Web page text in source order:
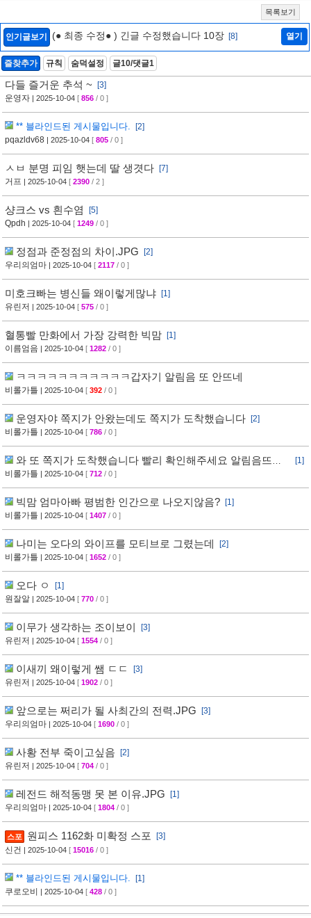
목록보기
인기글보기 (● 최종 수정● ) 긴글 수정했습니다 10장 [8] 열기
즐찾추가 규칙 숨덕설정 글10/댓글1
다들 즐거운 추석 ~ [3]
운영자 | 2025-10-04 [ 856 / 0 ]
** 블라인드된 게시물입니다.
[2]
pqazldv68 | 2025-10-04 [ 805 / 0 ]
ㅅㅂ 분명 피임 햇는데 딸 생겻다 [7]
거프 | 2025-10-04 [ 2390 / 2 ]
샹크스 vs 흰수염
[5]
Qpdh | 2025-10-04 [ 1249 / 0 ]
정점과 준정점의 차이.JPG [2]
우리의엄마 | 2025-10-04 [ 2117 / 0 ]
미호크빠는 병신들 왜이렇게많냐 [1]
유린저 | 2025-10-04 [ 575 / 0 ]
혈통빨 만화에서 가장 강력한 빅맘 [1]
이름엄음 | 2025-10-04 [ 1282 / 0 ]
ㅋㅋㅋㅋㅋㅋㅋㅋㅋㅋㅋ갑자기 알림음 또 안뜨네
비롤가틀 | 2025-10-04 [ 392 / 0 ]
운영자야 쪽지가 안왔는데도 쪽지가 도착했습니다 [2]
비롤가틀 | 2025-10-04 [ 786 / 0 ]
와 또 쪽지가 도착했습니다 빨리 확인해주세요 알림음뜨네
ㅋㅋ
[1]
비롤가틀 | 2025-10-04 [ 712 / 0 ]
빅맘 엄마아빠 평범한 인간으로 나오지않음? [1]
비롤가틀 | 2025-10-04 [ 1407 / 0 ]
나미는 오다의 와이프를 모티브로 그렸는데
[2]
비롤가틀 | 2025-10-04 [ 1652 / 0 ]
오다 ㅇ
[1]
원잘알 | 2025-10-04 [ 770 / 0 ]
이무가 생각하는 조이보이
[3]
유린저 | 2025-10-04 [ 1554 / 0 ]
이새끼 왜이렇게 쌤 ㄷㄷ
[3]
유린저 | 2025-10-04 [ 1902 / 0 ]
앞으로는 쩌리가 될 사최간의 전력.JPG [3]
우리의엄마 | 2025-10-04 [ 1690 / 0 ]
사황 전부 죽이고싶음 [2]
유린저 | 2025-10-04 [ 704 / 0 ]
레전드 해적동맹 못 본 이유.JPG [1]
우리의엄마 | 2025-10-04 [ 1804 / 0 ]
스포 원피스 1162화 미확정 스포
[3]
신건 | 2025-10-04 [ 15016 / 0 ]
** 블라인드된 게시물입니다.
[1]
쿠로오비 | 2025-10-04 [ 428 / 0 ]